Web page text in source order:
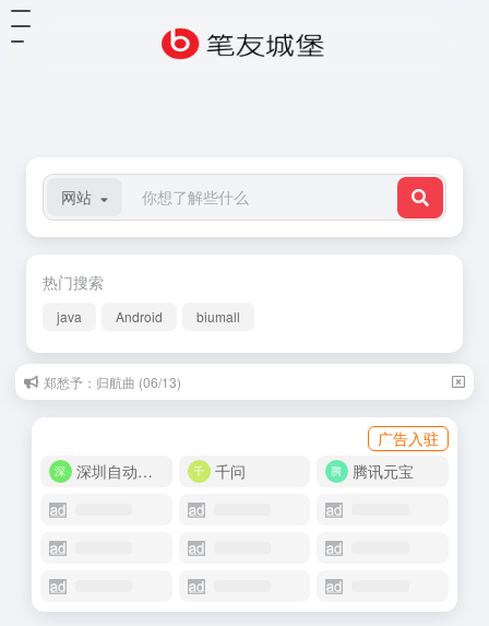
网站
热门搜索
java Android biumall
郑愁予：归航曲 (06/13)
广告入驻
深圳自动化商城
千问 腾讯元宝